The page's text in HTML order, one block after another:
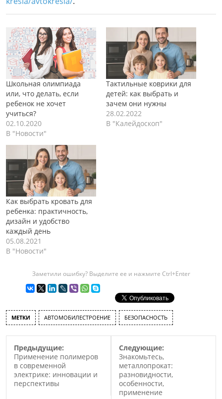
Школьная олимпиада
или, что делать, если
ребенок не хочет
учиться?
02.10.2020
В "Новости"
Тактильные коврики для
детей: как выбрать и
зачем они нужны
28.02.2022
В "Калейдоскоп"
Как выбрать кровать для
ребенка: практичность,
дизайн и удобство
каждый день
05.08.2021
В "Новости"
Заметили ошибку? Выделите ее и нажмите Ctrl+Enter
МЕТКИ АВТОМОБИЛЕСТРОЕНИЕ БЕЗОПАСНОСТЬ
Предыдущие:
Применение полимеров
в современной
электрике: инновации и
перспективы
Следующие:
Знакомьтесь,
металлопрокат:
разновидности,
особенности,
применение